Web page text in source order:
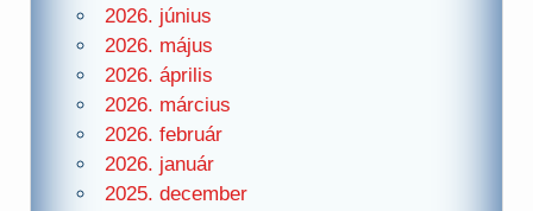
2026. június
2026. május
2026. április
2026. március
2026. február
2026. január
2025. december